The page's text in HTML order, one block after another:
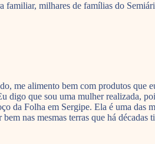
familiar, milhares de famílias do
me alimento bem com produtos
que sou uma mulher realizada,
da Folha em Sergipe. Ela é uma das
nas mesmas terras que há